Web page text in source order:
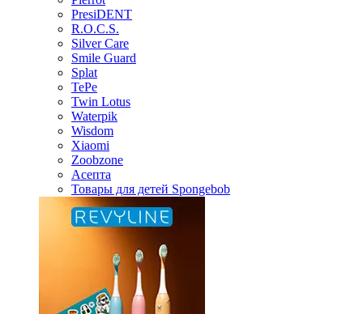
PresiDENT
R.O.C.S.
Silver Care
Smile Guard
Splat
TePe
Twin Lotus
Waterpik
Wisdom
Xiaomi
Zoobzone
Асепта
Товары для детей Spongebob